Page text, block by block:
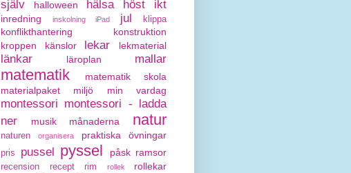
själv
halloween hälsa höst ikt
inredning inskolning iPad jul klippa
konflikthantering
konstruktion
kroppen
känslor lekar lekmaterial
länkar läroplan mallar
matematik
matematik skola
materialpaket
miljö min vardag
montessori montessori - ladda
ner
musik månaderna natur
naturen organisera praktiska övningar
pris pussel pyssel påsk ramsor
recension recept rim rollek rollekar